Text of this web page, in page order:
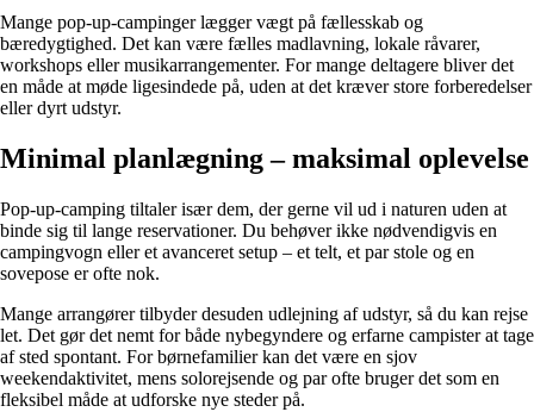
Mange pop-up-campinger lægger vægt på fællesskab og
bæredygtighed. Det kan være fælles madlavning, lokale råvarer,
workshops eller musikarrangementer. For mange deltagere bliver det
en måde at møde ligesindede på, uden at det kræver store forberedelser
eller dyrt udstyr.
Minimal planlægning – maksimal oplevelse
Pop-up-camping tiltaler især dem, der gerne vil ud i naturen uden at
binde sig til lange reservationer. Du behøver ikke nødvendigvis en
campingvogn eller et avanceret setup – et telt, et par stole og en
sovepose er ofte nok.
Mange arrangører tilbyder desuden udlejning af udstyr, så du kan rejse
let. Det gør det nemt for både nybegyndere og erfarne campister at tage
af sted spontant. For børnefamilier kan det være en sjov
weekendaktivitet, mens solorejsende og par ofte bruger det som en
fleksibel måde at udforske nye steder på.